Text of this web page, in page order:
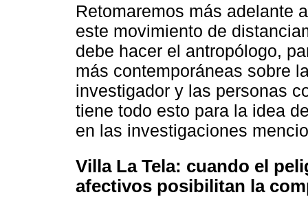
Retomaremos más adelante
este movimiento de
debe hacer el antropólogo,
más contemporáneas sobre
investigador y las personas
tiene todo esto para la idea
en las investigaciones
Villa La Tela: cuando el
afectivos posibilitan la